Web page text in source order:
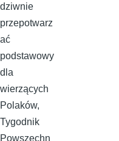
dziwnie
przepotwarz
ać
podstawowy
dla
wierzących
Polaków,
Tygodnik
Powszechn